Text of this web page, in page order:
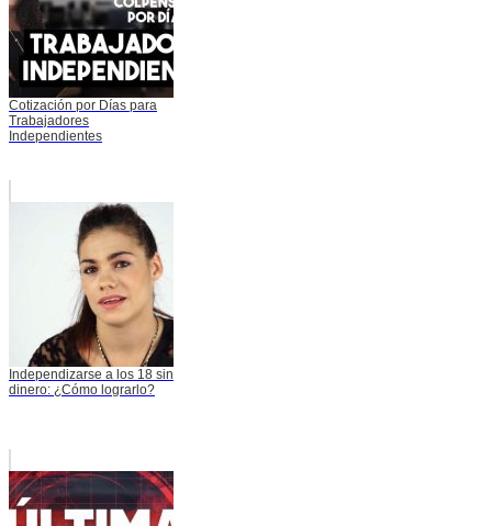
Cotización por Días para
Trabajadores
Independientes
Independizarse a los 18 sin
dinero: ¿Cómo lograrlo?